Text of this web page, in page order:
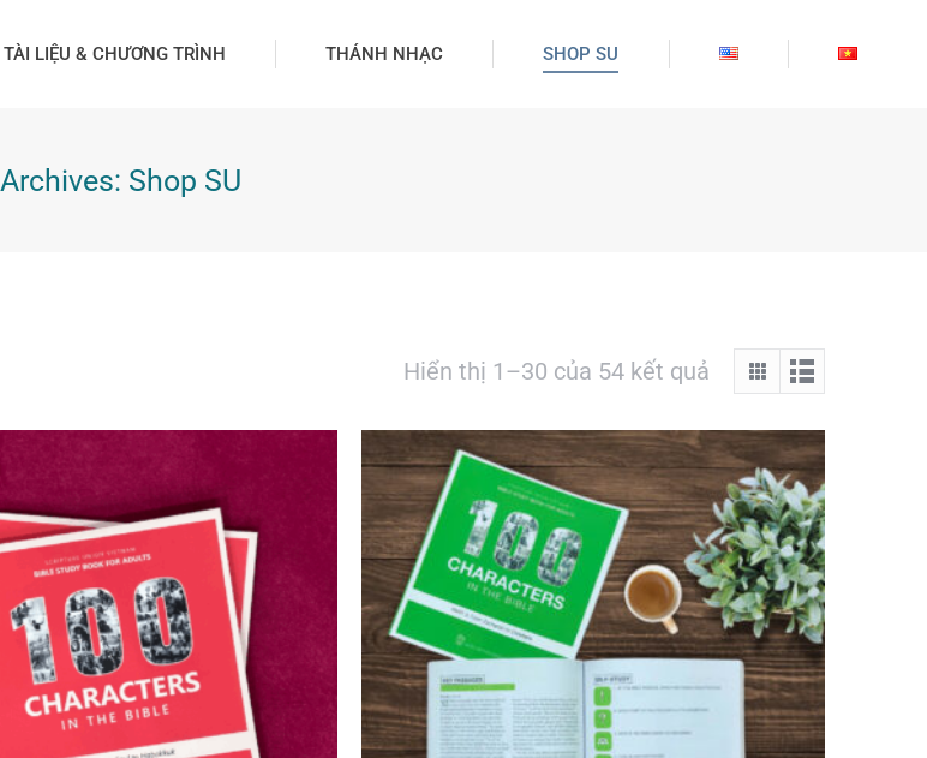
TÀI LIỆU & CHƯƠNG TRÌNH THÁNH NHẠC SHOP SU
Archives: Shop SU
Hiển thị 1–30 của 54 kết quả